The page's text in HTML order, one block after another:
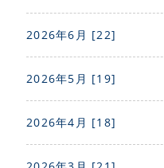
2026年6月 [22]
2026年5月 [19]
2026年4月 [18]